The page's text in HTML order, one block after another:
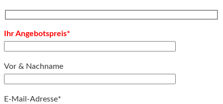
Ihr Angebotspreis*
Vor & Nachname
E-Mail-Adresse*